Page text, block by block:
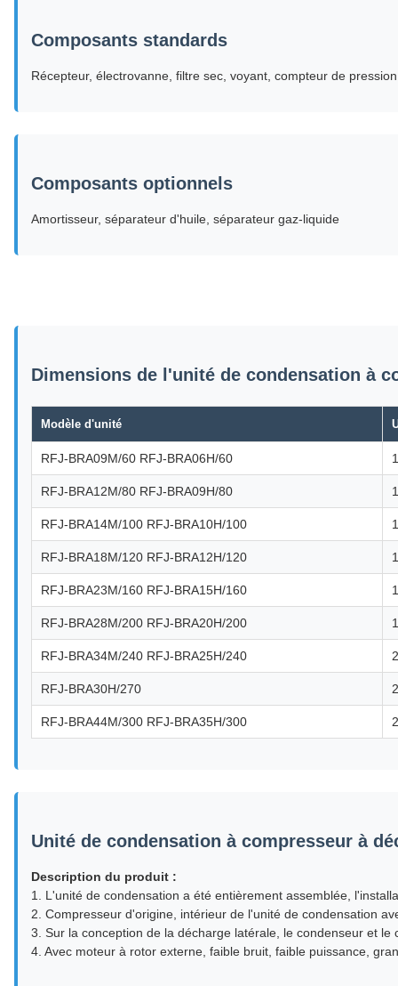
Composants standards
Récepteur, électrovanne, filtre sec, voyant, compteur de
Composants optionnels
Amortisseur, séparateur d'huile, séparateur gaz-liquide
Dimensions de l'unité de condensation à
Modèle d'unité
RFJ-BRA09M/60 RFJ-BRA06H/60
RFJ-BRA12M/80 RFJ-BRA09H/80
RFJ-BRA14M/100 RFJ-BRA10H/100
RFJ-BRA18M/120 RFJ-BRA12H/120
RFJ-BRA23M/160 RFJ-BRA15H/160
RFJ-BRA28M/200 RFJ-BRA20H/200
RFJ-BRA34M/240 RFJ-BRA25H/240
RFJ-BRA30H/270
RFJ-BRA44M/300 RFJ-BRA35H/300
Unité de condensation à compresseur à
Description du produit :
1. L'unité de condensation a été entièrement assemblée,
2. Compresseur d'origine, intérieur de l'unité de condensation
3. Sur la conception de la décharge latérale, le condenseur et
4. Avec moteur à rotor externe, faible bruit, faible puissance,